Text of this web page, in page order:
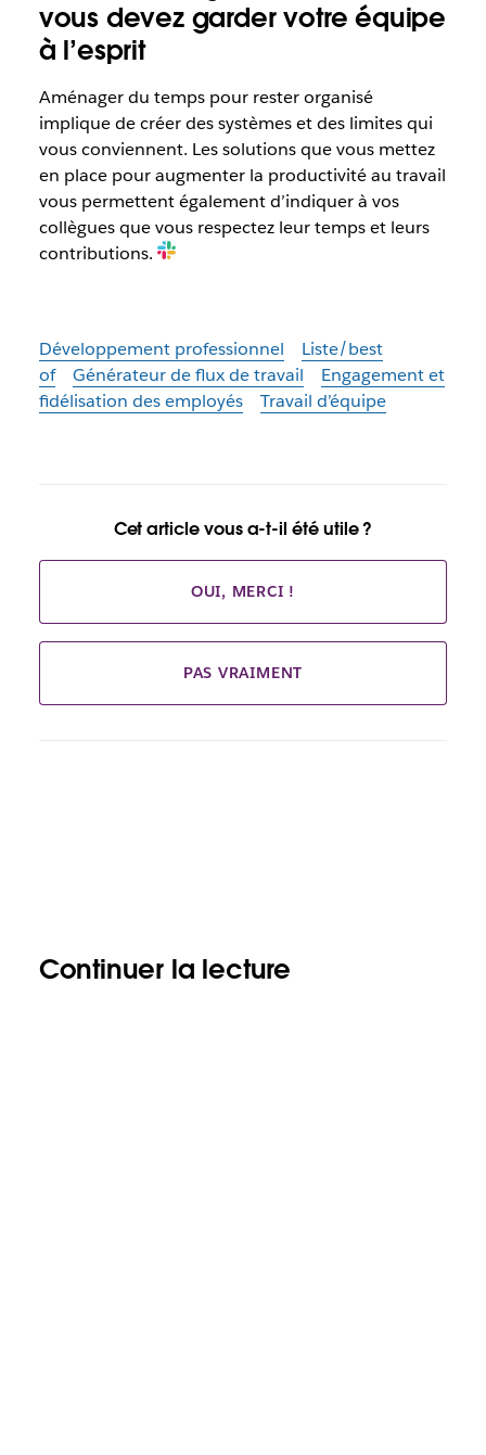
vous devez garder votre équipe
à l’esprit
Aménager du temps pour rester organisé
implique de créer des systèmes et des limites qui
vous conviennent. Les solutions que vous mettez
en place pour augmenter la productivité au travail
vous permettent également d’indiquer à vos
collègues que vous respectez leur temps et leurs
contributions.
Développement professionnel
Liste/best
of
Générateur de flux de travail
Engagement et
fidélisation des employés
Travail d’équipe
Cet article vous a-t-il été utile ?
OUI, MERCI !
PAS VRAIMENT
Continuer la lecture